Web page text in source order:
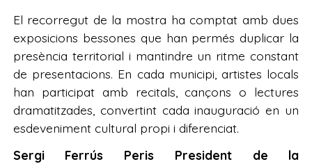
El recorregut de la mostra ha comptat amb dues
exposicions bessones que han permés duplicar la
presència territorial i mantindre un ritme constant
de presentacions. En cada municipi, artistes locals
han participat amb recitals, cançons o lectures
dramatitzades, convertint cada inauguració en un
esdeveniment cultural propi i diferenciat.
Sergi Ferrús Peris President de la